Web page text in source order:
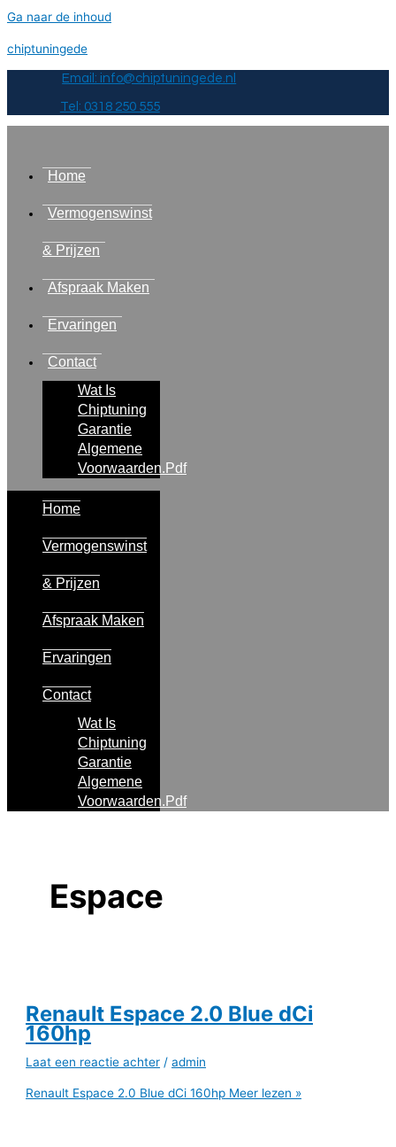
Ga naar de inhoud
chiptuningede
Email: info@chiptuningede.nl
Tel: 0318 250 555
Home
Vermogenswinst
& Prijzen
Afspraak Maken
Ervaringen
Contact
Wat Is
Chiptuning
Garantie
Algemene
Voorwaarden.pdf
Home
Vermogenswinst
& Prijzen
Afspraak Maken
Ervaringen
Contact
Wat Is
Chiptuning
Garantie
Algemene
Voorwaarden.pdf
Espace
Renault Espace 2.0 Blue dCi
160hp
Laat een reactie achter /admin
Renault Espace 2.0 Blue dCi 160hp Meer lezen »